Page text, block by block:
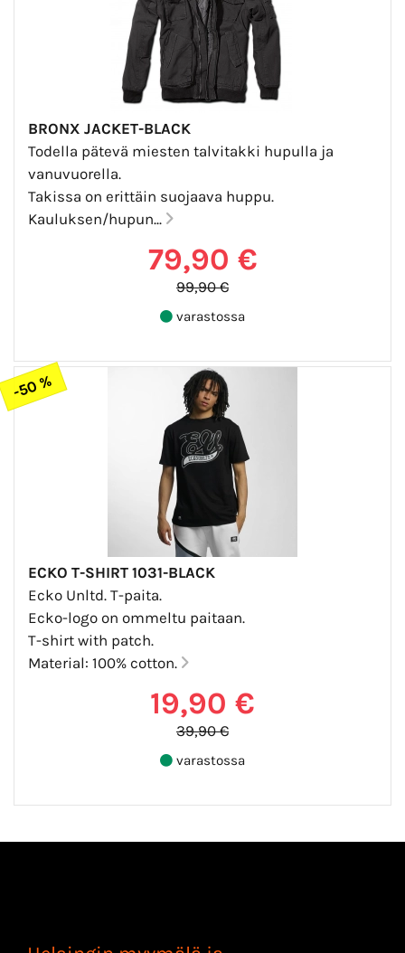
BRONX JACKET-BLACK
Todella pätevä miesten talvitakki hupulla ja
vanuvuorella.
Takissa on erittäin suojaava huppu.
Kauluksen/hupun...
79,90 €
99,90 €
varastossa
-50 %
ECKO T-SHIRT 1031-BLACK
Ecko Unltd. T-paita.
Ecko-logo on ommeltu paitaan.
T-shirt with patch.
Material: 100% cotton.
19,90 €
39,90 €
varastossa